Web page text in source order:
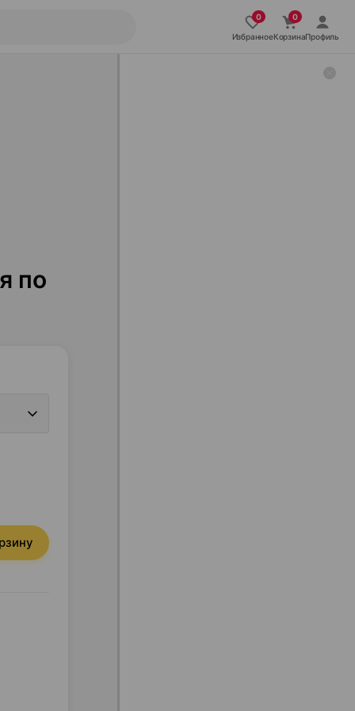
ИзбранноеКорзинаПрофиль
по